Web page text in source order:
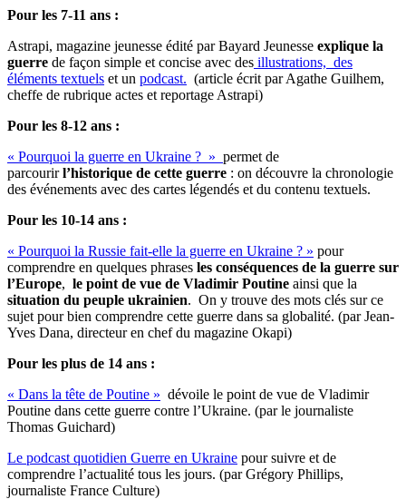
Pour les 7-11 ans :
Astrapi, magazine jeunesse édité par Bayard Jeunesse explique la
guerre de façon simple et concise avec des illustrations, des
éléments textuels et un podcast. (article écrit par Agathe Guilhem,
cheffe de rubrique actes et reportage Astrapi)
Pour les 8-12 ans :
« Pourquoi la guerre en Ukraine ? » permet de
parcourirl’historique de cette guerre : on découvre la chronologie
des événements avec des cartes légendés et du contenu textuels.
Pour les 10-14 ans :
« Pourquoi la Russie fait-elle la guerre en Ukraine ? » pour
comprendre en quelques phrases les conséquences de la guerre sur
l’Europe, le point de vue de Vladimir Poutine ainsi que la
situation du peuple ukrainien. On y trouve des mots clés sur ce
sujet pour bien comprendre cette guerre dans sa globalité. (par Jean-
Yves Dana, directeur en chef du magazine Okapi)
Pour les plus de 14 ans :
« Dans la tête de Poutine » dévoile le point de vue de Vladimir
Poutine dans cette guerre contre l’Ukraine. (par le journaliste
Thomas Guichard)
Le podcast quotidien Guerre en Ukraine pour suivre et de
comprendre l’actualité tous les jours. (par Grégory Phillips,
journaliste France Culture)